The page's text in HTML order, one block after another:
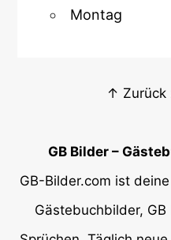
Montag
↑ Zurück
GB Bilder –
GB-Bilder.com ist
Gästebuchbilder,